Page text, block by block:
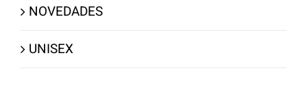
NOVEDADES
UNISEX